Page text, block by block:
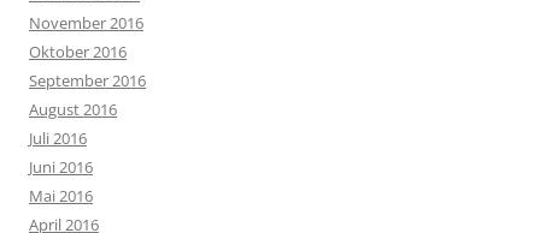
November 2016
Oktober 2016
September 2016
August 2016
Juli 2016
Juni 2016
Mai 2016
April 2016